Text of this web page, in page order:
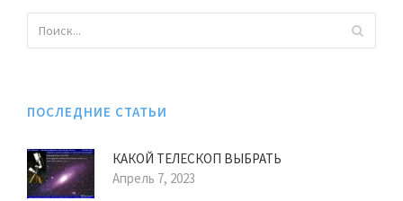
ПОСЛЕДНИЕ СТАТЬИ
КАКОЙ ТЕЛЕСКОП ВЫБРАТЬ
Апрель 7, 2023